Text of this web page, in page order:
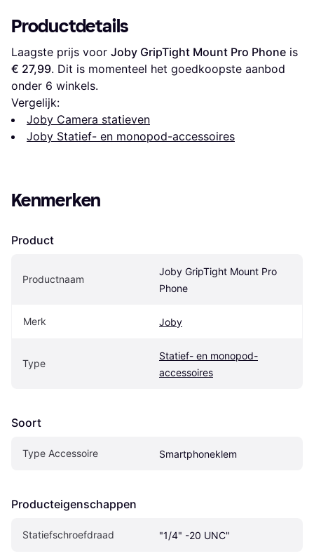
Productdetails
Laagste prijs voor Joby GripTight Mount Pro Phone
€ 27,99. Dit is momenteel het goedkoopste aanbod
onder 6 winkels.
Vergelijk:
Joby Camera statieven
Joby Statief- en monopod-accessoires
Kenmerken
Product
Productnaam
Joby GripTight Mount Pro
Phone
Merk Joby
Type
Statief- en monopod-
accessoires
Soort
Type Accessoire Smartphoneklem
Producteigenschappen
Statiefschroefdraad "1/4" -20 UNC"